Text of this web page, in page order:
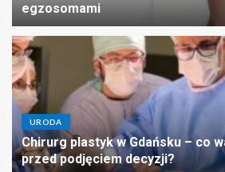
egzosomami
URODA
Chirurg plastyk w Gdańsku – co
przed podjęciem decyzji?